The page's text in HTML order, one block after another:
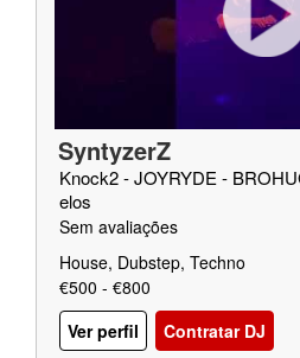
SyntyzerZ
Knock2 - JOYRYDE -
elos
Sem avaliações
House, Dubstep, Techno
€500 - €800
Ver perfil
Contratar DJ